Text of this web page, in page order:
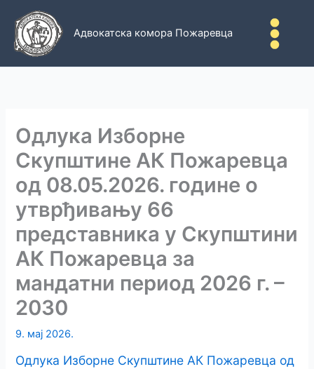
садржај
Адвокатска комора Пожаревца
Одлука Изборне
Скупштине АК Пожаревца
од 08.05.2026. године о
утврђивању 66
представника у Скупштини
АК Пожаревца за
мандатни период 2026 г. –
2030
9. мај 2026.
Одлука Изборне Скупштине АК Пожаревца од